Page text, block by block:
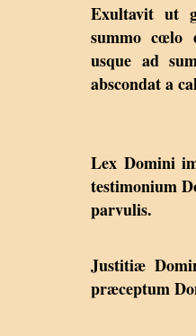
Exultavit ut
summo cœlo
usque ad
abscondat a
Lex Domini
testimonium
parvulis.
Justitiæ
præceptum